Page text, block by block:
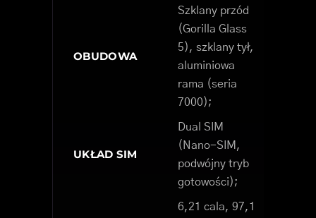
OBUDOWA
Szklany przód
(Gorilla Glass
5), szklany tył,
aluminiowa
rama (seria
7000);
UKŁAD SIM
Dual SIM
(Nano-SIM,
podwójny tryb
gotowości);
6,21 cala, 97,1